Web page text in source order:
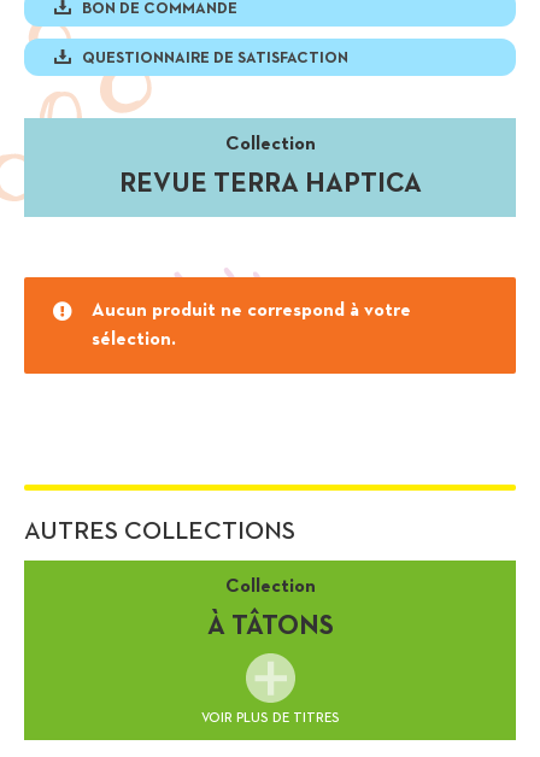
BON DE COMMANDE
QUESTIONNAIRE DE SATISFACTION
Collection
REVUE TERRA HAPTICA
Aucun produit ne correspond à votre
sélection.
AUTRES COLLECTIONS
Collection
À TÂTONS
VOIR PLUS DE TITRES